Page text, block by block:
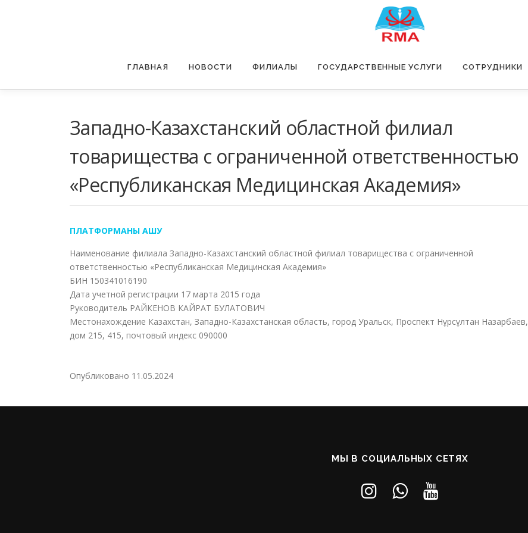
ГЛАВНАЯ НОВОСТИ ФИЛИАЛЫ ГОСУДАРСТВЕННЫЕ УСЛУГИ СОТРУДНИКИ
Западно-Казахстанский областной филиал
товарищества с ограниченной ответственностью
«Республиканская Медицинская Академия»
ПЛАТФОРМАНЫ АШУ
Наименование филиала Западно-Казахстанский областной филиал товарищества с ограниченной
ответственностью «Республиканская Медицинская Академия»
БИН 150341016190
Дата учетной регистрации 17 марта 2015 года
Руководитель РАЙКЕНОВ КАЙРАТ БУЛАТОВИЧ
Местонахождение Казахстан, Западно-Казахстанская область, город Уральск, Проспект Нұрсұлтан Назарбаев,
дом 215, 415, почтовый индекс 090000
Опубликовано 11.05.2024
МЫ В СОЦИАЛЬНЫХ СЕТЯХ